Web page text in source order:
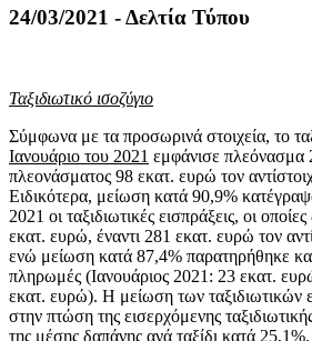
24/03/2021 - Δελτία Τύπου
Ταξιδιωτικό ισοζύγιο
Σύμφωνα με τα προσωρινά στοιχεία, το
Ιανουάριο του 2021 εμφάνισε πλεόνασμα
πλεονάσματος 98 εκατ. ευρώ τον
Ειδικότερα, μείωση κατά 90,9%
2021 οι ταξιδιωτικές εισπράξεις, οι
εκατ. ευρώ, έναντι 281 εκατ. ευρώ τον
ενώ μείωση κατά 87,4% παρατηρήθηκε και
πληρωμές (Ιανουάριος 2021: 23 εκατ.
εκατ. ευρώ). Η μείωση των ταξιδιωτικών
στην πτώση της εισερχόμενης
της μέσης δαπάνης ανά ταξίδι κατά